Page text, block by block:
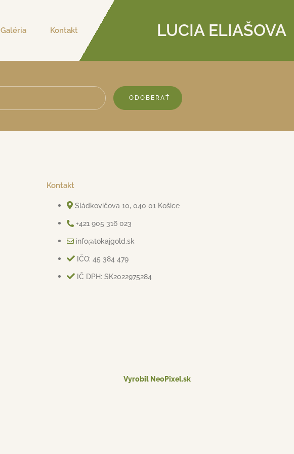
Galéria Kontakt LUCIA ELIAŠOVA
ODOBERAŤ
Kontakt
Sládkovičova 10, 040 01 Košice
+421 905 316 023
info@tokajgold.sk
IČO: 45 384 479
IČ DPH: SK2022975284
Vyrobil NeoPixel.sk